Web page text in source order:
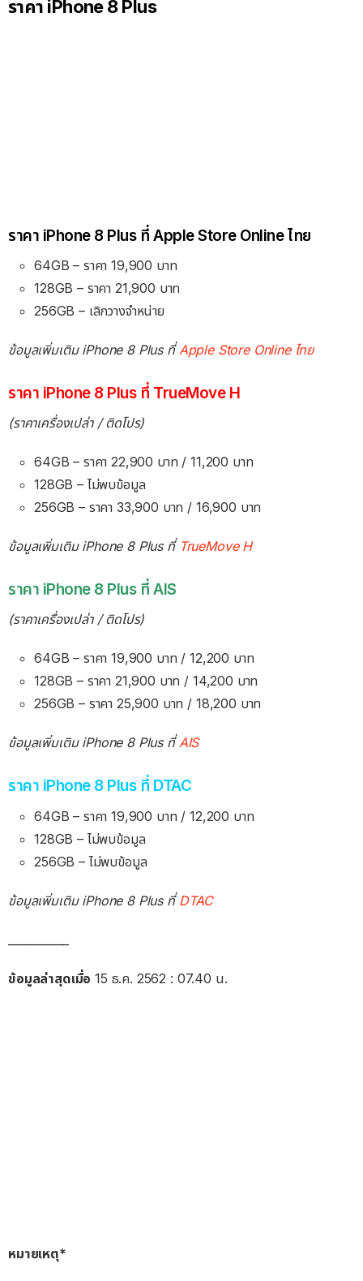
ราคา iPhone 8 Plus
ราคา iPhone 8 Plus ที่ Apple Store Online ไทย
64GB – ราคา 19,900 บาท
128GB – ราคา 21,900 บาท
256GB – เลิกวางจำหน่าย
ข้อมูลเพิ่มเติม iPhone 8 Plus ที่Apple Store Online ไทย
ราคา iPhone 8 Plus ที่ TrueMove H
(ราคาเครื่องเปล่า / ติดโปร)
64GB – ราคา 22,900 บาท / 11,200 บาท
128GB – ไม่พบข้อมูล
256GB – ราคา 33,900 บาท / 16,900 บาท
ข้อมูลเพิ่มเติม iPhone 8 Plus ที่ TrueMove H
ราคา iPhone 8 Plus ที่ AIS
(ราคาเครื่องเปล่า / ติดโปร)
64GB – ราคา 19,900 บาท / 12,200 บาท
128GB – ราคา 21,900 บาท / 14,200 บาท
256GB – ราคา 25,900 บาท / 18,200 บาท
ข้อมูลเพิ่มเติม iPhone 8 Plus ที่AIS
ราคา iPhone 8 Plus ที่ DTAC
64GB – ราคา 19,900 บาท / 12,200 บาท
128GB – ไม่พบข้อมูล
256GB – ไม่พบข้อมูล
ข้อมูลเพิ่มเติม iPhone 8 Plus ที่ DTAC
ข้อมูลล่าสุดเมื่อ 15 ธ.ค. 2562 : 07.40 น.
หมายเหตุ*